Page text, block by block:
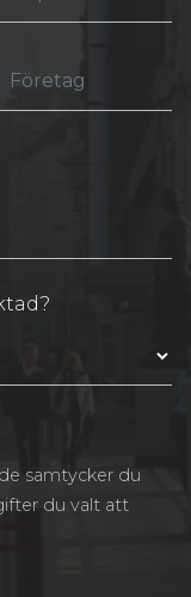
samtycker du
du valt att